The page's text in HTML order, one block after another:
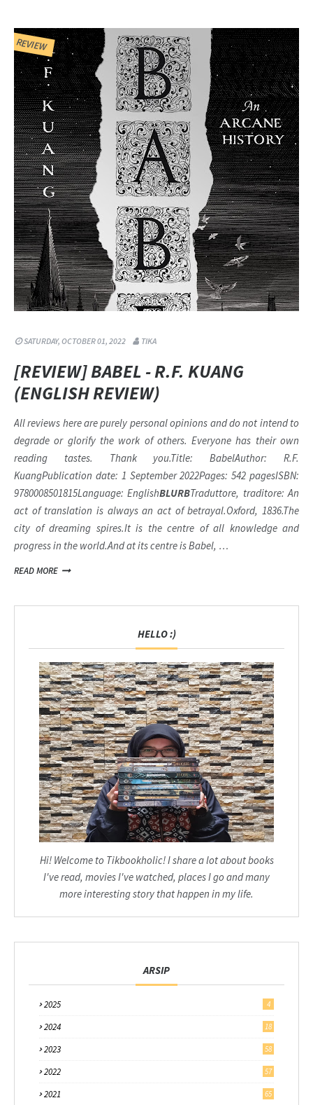
REVIEW
SATURDAY, OCTOBER 01, 2022 TIKA
[REVIEW] BABEL - R.F. KUANG
(ENGLISH REVIEW)
All reviews here are purely personal opinions and do not intend to
degrade or glorify the work of others. Everyone has their own
reading tastes. Thank you.Title: BabelAuthor: R.F.
KuangPublication date: 1 September 2022Pages: 542 pagesISBN:
9780008501815Language: EnglishBLURBTraduttore, traditore: An
act of translation is always an act of betrayal.Oxford, 1836.The
city of dreaming spires.It is the centre of all knowledge and
progress in the world.And at its centre is Babel, …
READ MORE
HELLO :)
Hi! Welcome to Tikbookholic! I share a lot about books
I've read, movies I've watched, places I go and many
more interesting story that happen in my life.
ARSIP
2025 4
2024 18
2023 58
2022 57
2021 65